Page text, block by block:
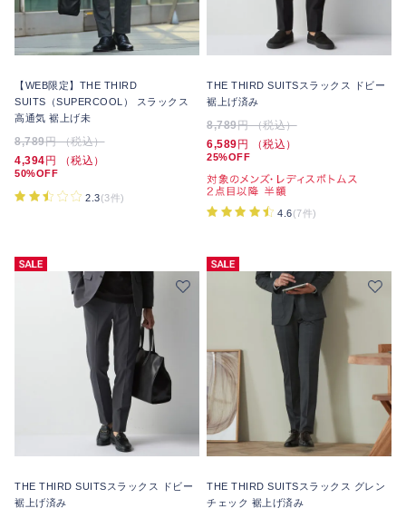
【WEB限定】THE THIRD
SUITS（SUPERCOOL） スラックス
高通気 裾上げ未
8,789円 （税込）
4,394円 （税込）
50%OFF
2.3(3件)
THE THIRD SUITSスラックス ドビー
裾上げ済み
8,789円 （税込）
6,589円 （税込）
25%OFF
4.6(7件)
THE THIRD SUITSスラックス ドビー
裾上げ済み
THE THIRD SUITSスラックス グレン
チェック 裾上げ済み